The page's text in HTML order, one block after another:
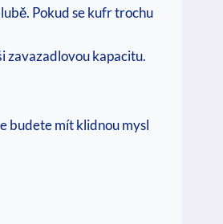
Pokud se kufr trochu
zavazadlovou kapacitu.
budete mít klidnou mysl